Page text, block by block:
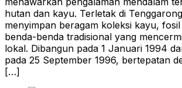
hutan dan kayu. Terletak di
menyimpan beragam koleksi kayu,
benda-benda tradisional yang
lokal. Dibangun pada 1 Januari 1994
pada 25 September 1996, bertepatan
[…]